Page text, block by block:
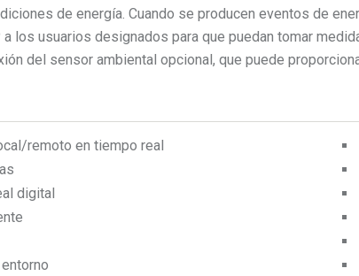
de energía. Cuando se producen eventos de
los usuarios designados para que puedan tomar
del sensor ambiental opcional, que puede
remoto en tiempo real
digital